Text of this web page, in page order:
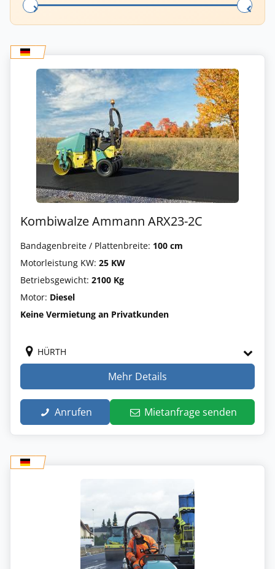
Kombiwalze Ammann ARX23-2C
Bandagenbreite / Plattenbreite: 100 cm
Motorleistung KW: 25 KW
Betriebsgewicht: 2100 Kg
Motor: Diesel
Keine Vermietung an Privatkunden
HÜRTH
Mehr Details
Anrufen Mietanfrage senden